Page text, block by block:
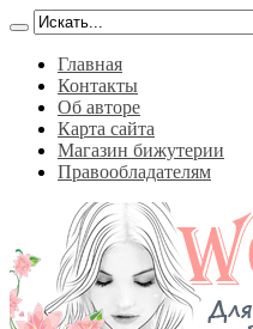
Главная
Контакты
Об авторе
Карта сайта
Магазин бижутерии
Правообладателям